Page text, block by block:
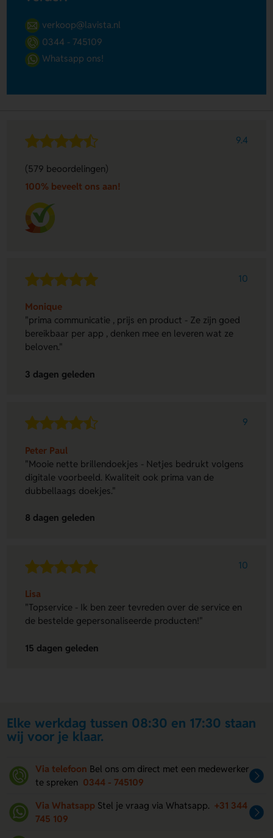
verkoop@lavista.nl
0344 - 745109
Whatsapp ons!
9.4
(579 beoordelingen)
100% beveelt ons aan!
10
Monique
"prima communicatie , prijs en product - Ze zijn goed
bereikbaar per app , denken mee en leveren wat ze
beloven."
3 dagen geleden
9
Peter Paul
"Mooie nette brillendoekjes - Netjes bedrukt volgens
digitale voorbeeld. Kwaliteit ook prima van de
dubbellaags doekjes."
8 dagen geleden
10
Lisa
"Topservice - Ik ben zeer tevreden over de service en
de bestelde gepersonaliseerde producten!"
15 dagen geleden
Elke werkdag tussen 08:30 en 17:30 staan
wij voor je klaar.
Via telefoon Bel ons om direct met een medewerker
te spreken 0344 - 745109
Via Whatsapp Stel je vraag via Whatsapp. +31 344
745 109